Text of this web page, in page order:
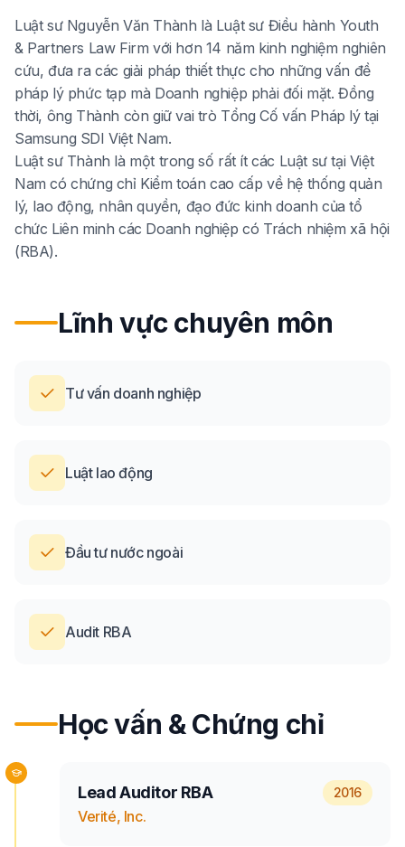
Luật sư Nguyễn Văn Thành là Luật sư Điều hành Youth
& Partners Law Firm với hơn 14 năm kinh nghiệm nghiên
cứu, đưa ra các giải pháp thiết thực cho những vấn đề
pháp lý phức tạp mà Doanh nghiệp phải đối mặt. Đồng
thời, ông Thành còn giữ vai trò Tổng Cố vấn Pháp lý tại
Samsung SDI Việt Nam.
Luật sư Thành là một trong số rất ít các Luật sư tại Việt
Nam có chứng chỉ Kiểm toán cao cấp về hệ thống quản
lý, lao động, nhân quyền, đạo đức kinh doanh của tổ
chức Liên minh các Doanh nghiệp có Trách nhiệm xã hội
(RBA).
Lĩnh vực chuyên môn
Tư vấn doanh nghiệp
Luật lao động
Đầu tư nước ngoài
Audit RBA
Học vấn & Chứng chỉ
Lead Auditor RBA
Verité, Inc.
2016